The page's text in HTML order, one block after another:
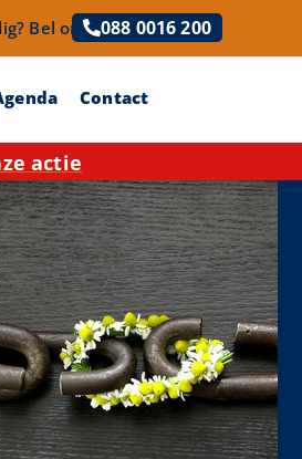
Bel ons! 088 0016 200
Contact
actie